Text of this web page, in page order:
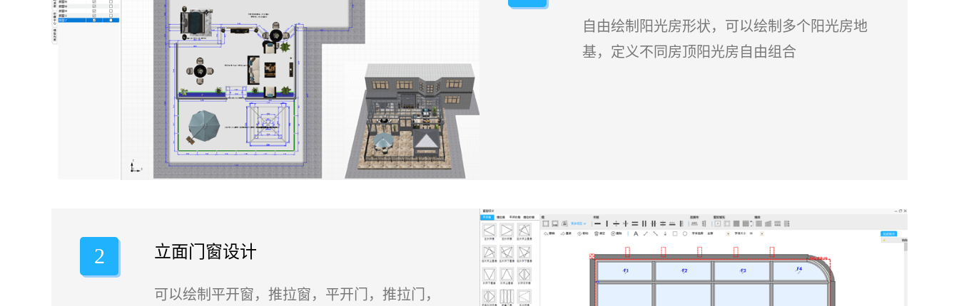
自由绘制阳光房形状，可以绘制多个阳光房地
基，定义不同房顶阳光房自由组合
2 立面门窗设计
可以绘制平开窗，推拉窗，平开门，推拉门，